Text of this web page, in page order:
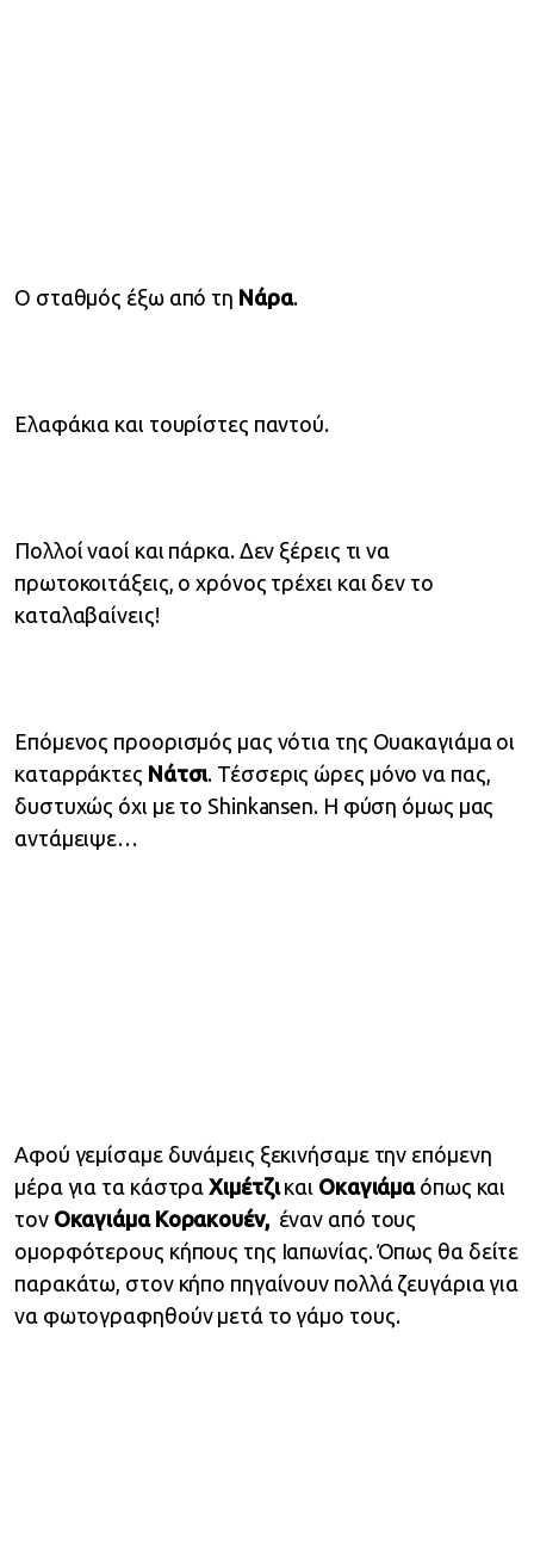
Ο σταθμός έξω από τη Νάρα.
Ελαφάκια και τουρίστες παντού.
Πολλοί ναοί και πάρκα. Δεν ξέρεις τι να
πρωτοκοιτάξεις, ο χρόνος τρέχει και δεν το
καταλαβαίνεις!
Επόμενος προορισμός μας νότια της Ουακαγιάμα οι
καταρράκτες Νάτσι. Τέσσερις ώρες μόνο να πας,
δυστυχώς όχι με το Shinkansen. Η φύση όμως μας
αντάμειψε…
Αφού γεμίσαμε δυνάμεις ξεκινήσαμε την επόμενη
μέρα για τα κάστραΧιμέτζι και Οκαγιάμα όπως και
τον Οκαγιάμα Κορακουέν, έναν από τους
ομορφότερους κήπους της Ιαπωνίας. Όπως θα δείτε
παρακάτω, στον κήπο πηγαίνουν πολλά ζευγάρια για
να φωτογραφηθούν μετά το γάμο τους.